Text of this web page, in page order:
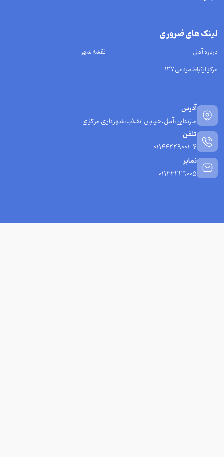
لینک های ضروری
درباره آمل
نقشه شهر
مرکز ارتباط مردمی137
آدرس
مازندارن،آمل،خیابان انقلاب،شهرداری مرکزی
تلفن
01144229001-4
نمابر
01144229005